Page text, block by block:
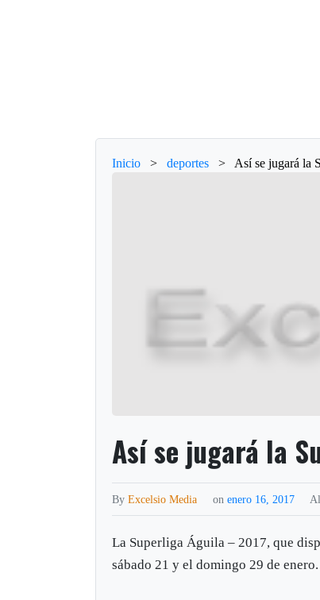
Inicio > deportes > Así se jugará la
Así se jugará la
ByExcelsio Media onenero 16, 2017
La Superliga Águila – 2017, que
sábado 21 y el domingo 29 de enero.